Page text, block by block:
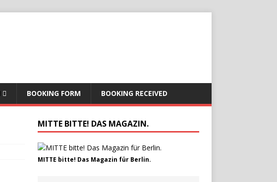
BOOKING FORM BOOKING RECEIVED
MITTE BITTE! DAS MAGAZIN.
MITTE bitte! Das Magazin für Berlin.